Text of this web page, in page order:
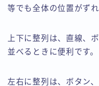
等でも全体の位置がず
上下に整列は、直線、
並べるときに便利です。
左右に整列は、ボタン